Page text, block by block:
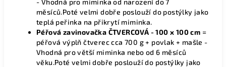
měsíců.Poté velmi dobře poslouží do postýlky jako
teplá peřinka na přikrytí miminka.
Péřová zavinovačka ČTVERCOVÁ - 100 x 100 cm =
péřová výplň čtverec cca 700 g + povlak + mašle -
Vhodná pro větší miminka nebo od 6 měsíců
věku.Poté velmi dobře poslouží do postýlky jako